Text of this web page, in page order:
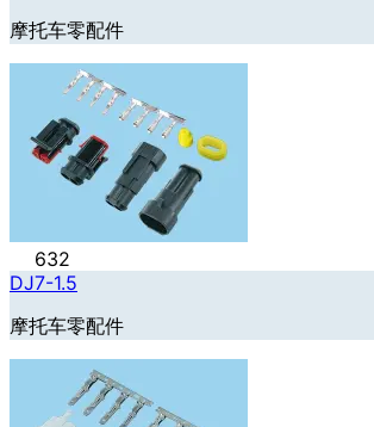
摩托车零配件
632
DJ7-1.5
摩托车零配件